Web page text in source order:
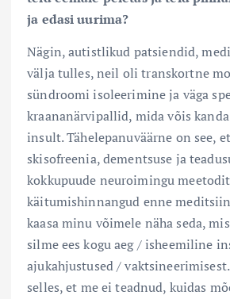
ja edasi uurima?
Nägin, autistlikud patsiendid,
välja tulles, neil oli transkortne
sündroomi isoleerimine ja väga
kraananärvipallid, mida võis
insult. Tähelepanuväärne on see,
skisofreenia, dementsuse ja
kokkupuude neuroimingu
käitumishinnangud enne
kaasa minu võimele näha seda,
silme ees kogu aeg / isheemiline
ajukahjustused /
selles, et me ei teadnud, kuidas